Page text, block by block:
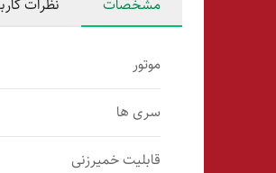
مشخصات نظرات
موتور
سری ها
قابلیت خمیرزنی